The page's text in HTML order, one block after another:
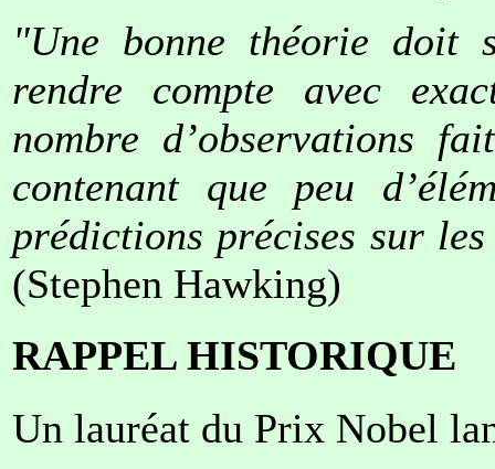
"Une bonne théorie doit
rendre compte avec
nombre d’observations
contenant que peu
prédictions précises sur
(Stephen Hawking)
RAPPEL HISTORIQUE
Un lauréat du Prix Nobel